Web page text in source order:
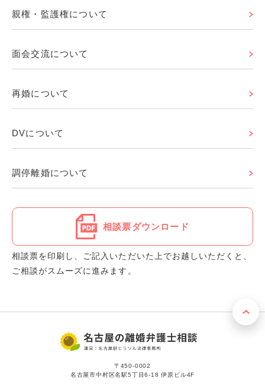
親権・監護権について
面会交流について
再婚について
DVについて
調停離婚について
相談票ダウンロード
相談票を印刷し、ご記入いただいた上でお越しいただくと、
ご相談がスムーズに進みます。
〒450-0002
名古屋市中村区名駅5丁目6-18 伊原ビル4F